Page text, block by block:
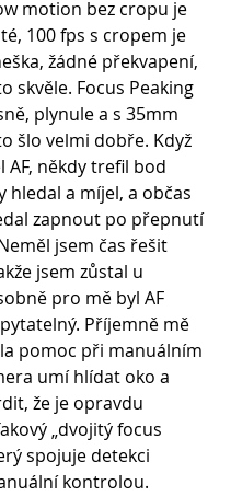
motion bez cropu je
100 fps s cropem je
žádné překvapení,
skvěle. Focus Peaking
plynule a s 35mm
šlo velmi dobře. Když
AF, někdy trefil bod
hledal a míjel, a občas
zapnout po přepnutí
jsem čas řešit
jsem zůstal u
pro mě byl AF
Příjemně mě
pomoc při manuálním
umí hlídat oko a
že je opravdu
„dvojitý focus
spojuje detekci
kontrolou.